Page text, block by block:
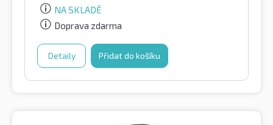
NA SKLADĚ
Doprava zdarma
Detaily Přidat do košíku